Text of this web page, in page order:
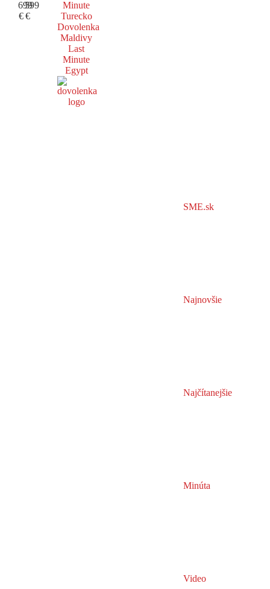
699
€
599
€
Minute
Turecko
Dovolenka
Maldivy
Last
Minute
Egypt
SME.sk
Najnovšie
Najčítanejšie
Minúta
Video